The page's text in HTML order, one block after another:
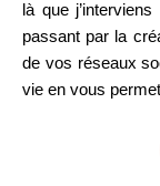
là que j’interviens
passant par la
de vos réseaux
vie en vous